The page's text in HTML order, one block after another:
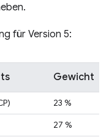
für Version 5:
Gewicht
23 %
27 %